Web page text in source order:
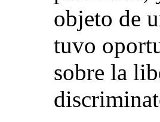
objeto de
tuvo
sobre la